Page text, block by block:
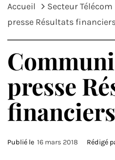
Accueil Secteur Télécom
presse Résultats
presse
Publié le 16 mars 2018 Rédigé